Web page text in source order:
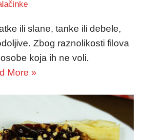
ili slane, tanke ili debele,
Zbog raznolikosti filova
koja ih ne voli.
More »